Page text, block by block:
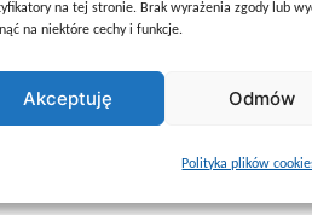
na tej stronie. Brak wyrażenia zgody lub
na niektóre cechy i funkcje.
Akceptuję Odmów
Polityka plików